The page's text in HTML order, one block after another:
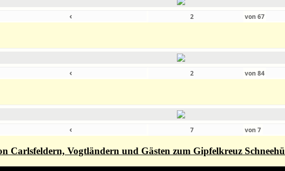
‹ von67
‹ von84
‹ von7
Carlsfeldern, Vogtländern und Gästen zum Gipfelkreuz